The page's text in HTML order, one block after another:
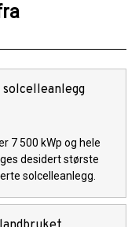
7 500 kWp og hele
desidert største
solcelleanlegg.